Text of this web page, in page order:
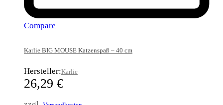
Compare
Karlie BIG MOUSE Katzenspaß – 40 cm
Hersteller:Karlie
26,29 €